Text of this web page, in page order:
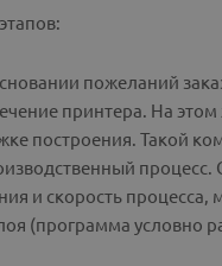
пожеланий
принтера. На этом
построения. Такой
процесс.
и скорость процесса,
(программа условно